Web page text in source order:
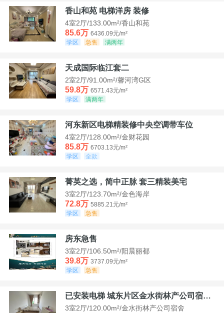
香山和苑 电梯洋房 装修
4室2厅/133.00m²/香山和苑
85.6万 6436.09元/m²
学区
急售 满两年
天成国际临江套二
2室2厅/91.00m²/馨河湾G区
59.8万 6571.43元/m²
学区
满两年
河东新区电梯精装修中央空调带车位
4室2厅/128.00m²/金财花园
85.8万 6703.13元/m²
学区
全款
菁英之选，简中正脉 套三精装美宅
3室2厅/123.70m²/金色海岸
72.8万 5885.21元/m²
学区
急售
房东急售
3室2厅/106.50m²/阳晨丽都
39.8万 3737.09元/m²
学区
急售
已安装电梯 城东片区金水街林产公司宿舍套三可看江景
3室2厅/120.00m²/金水街林产公司宿舍